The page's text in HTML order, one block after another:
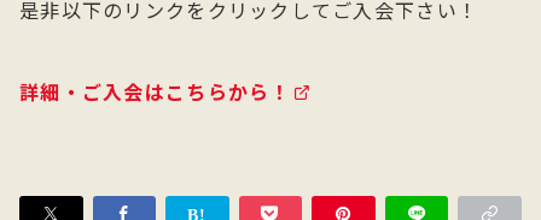
是非以下のリンクをクリックしてご入会下さい！
詳細・ご入会はこちらから！